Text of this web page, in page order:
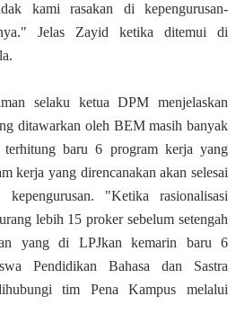
kami rasakan di kepengurusan-
Jelas Zayid ketika ditemui di
selaku ketua DPM menjelaskan
ditawarkan oleh BEM masih banyak
terhitung baru 6 program kerja yang
kerja yang direncanakan akan selesai
"Ketika rasionalisasi
lebih 15 proker sebelum setengah
yang di LPJkan kemarin baru 6
Pendidikan Bahasa dan Sastra
tim Pena Kampus melalui